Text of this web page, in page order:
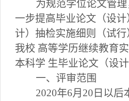
为规范学位论文管
一步提高毕业论文（设
计）抽检实施细则（试
我校 高等学历继续教育
本科学 生毕业论文（设
一、评审范围
2020年6月20日以